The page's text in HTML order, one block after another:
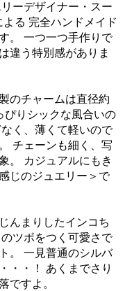
ーデザイナー・スー
る 完全ハンドメイド
。 一つ一つ手作りで
違う特別感がありま
のチャームは直径約
ぴりシックな風合いの
く、薄くて軽いので
チェーンも細く、写
。 カジュアルにもき
じのジュエリー＞で
んまりしたインコち
ツボをつく可愛さで
。 一見普通のシルバ
・・！ あくまでさり
ですよ。